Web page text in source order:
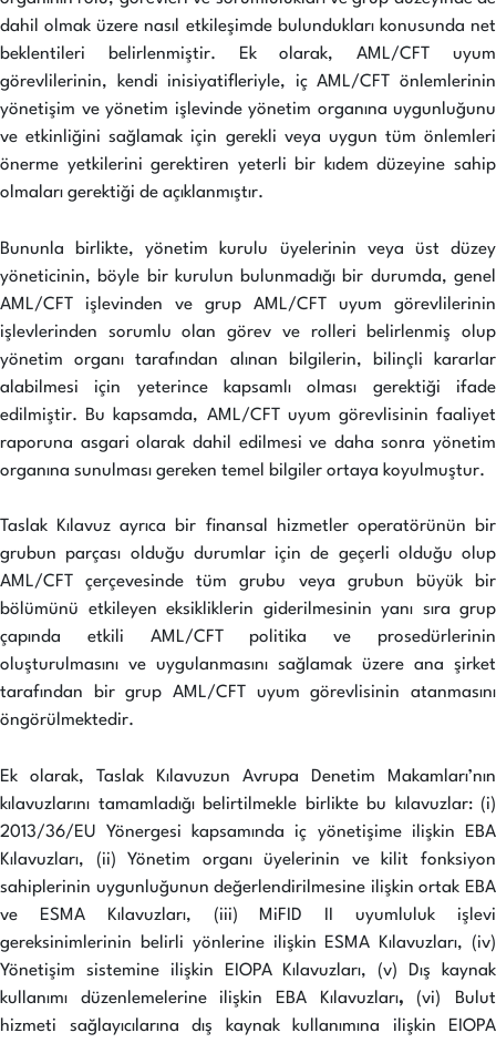
dahil olmak üzere nasıl etkileşimde bulundukları konusunda net
beklentileri belirlenmiştir. Ek olarak, AML/CFT uyum
görevlilerinin, kendi inisiyatifleriyle, iç AML/CFT önlemlerinin
yönetişim ve yönetim işlevinde yönetim organına uygunluğunu
ve etkinliğini sağlamak için gerekli veya uygun tüm önlemleri
önerme yetkilerini gerektiren yeterli bir kıdem düzeyine sahip
olmaları gerektiği de açıklanmıştır.
Bununla birlikte, yönetim kurulu üyelerinin veya üst düzey
yöneticinin, böyle bir kurulun bulunmadığı bir durumda, genel
AML/CFT işlevinden ve grup AML/CFT uyum görevlilerinin
işlevlerinden sorumlu olan görev ve rolleri belirlenmiş olup
yönetim organı tarafından alınan bilgilerin, bilinçli kararlar
alabilmesi için yeterince kapsamlı olması gerektiği ifade
edilmiştir. Bu kapsamda, AML/CFT uyum görevlisinin faaliyet
raporuna asgari olarak dahil edilmesi ve daha sonra yönetim
organına sunulması gereken temel bilgiler ortaya koyulmuştur.
Taslak Kılavuz ayrıca bir finansal hizmetler operatörünün bir
grubun parçası olduğu durumlar için de geçerli olduğu olup
AML/CFT çerçevesinde tüm grubu veya grubun büyük bir
bölümünü etkileyen eksikliklerin giderilmesinin yanı sıra grup
çapında etkili AML/CFT politika ve prosedürlerinin
oluşturulmasını ve uygulanmasını sağlamak üzere ana şirket
tarafından bir grup AML/CFT uyum görevlisinin atanmasını
öngörülmektedir.
Ek olarak, Taslak Kılavuzun Avrupa Denetim Makamları’nın
kılavuzlarını tamamladığı belirtilmekle birlikte bu kılavuzlar: (i)
2013/36/EU Yönergesi kapsamında iç yönetişime ilişkin EBA
Kılavuzları, (ii) Yönetim organı üyelerinin ve kilit fonksiyon
sahiplerinin uygunluğunun değerlendirilmesine ilişkin ortak EBA
ve ESMA Kılavuzları, (iii) MiFID II uyumluluk işlevi
gereksinimlerinin belirli yönlerine ilişkin ESMA Kılavuzları, (iv)
Yönetişim sistemine ilişkin EIOPA Kılavuzları, (v) Dış kaynak
kullanımı düzenlemelerine ilişkin EBA Kılavuzları, (vi)
Bulut
hizmeti sağlayıcılarına dış kaynak kullanımına ilişkin EIOPA